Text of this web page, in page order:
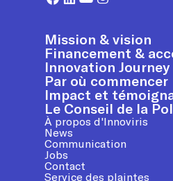
Mission & vision
Financement &
Innovation Journey
Par où commencer
Impact et
Le Conseil de la
À propos d'Innoviris
News
Communication
Jobs
Contact
Service des plaintes